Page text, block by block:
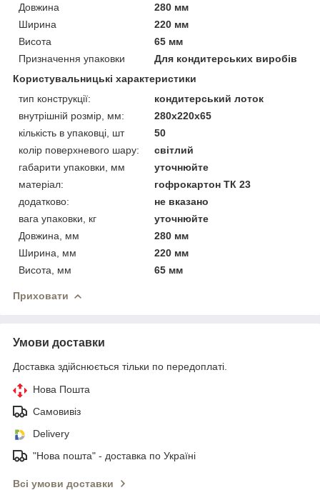
Довжина
280 мм
Ширина
220 мм
Висота
65 мм
Призначення упаковки
Для кондитерських виробів
Користувальницькі характеристики
тип конструкції:
кондитерський лоток
внутрішній розмір, мм:
280х220х65
кількість в упаковці, шт
50
колір поверхневого шару:
світлий
габарити упаковки, мм
уточнюйте
матеріал:
гофрокартон ТК 23
додатково:
не вказано
вага упаковки, кг
уточнюйте
Довжина, мм
280 мм
Ширина, мм
220 мм
Висота, мм
65 мм
Приховати
Умови доставки
Доставка здійснюється тільки по передоплаті.
Нова Пошта
Самовивіз
Delivery
"Нова пошта" - доставка по Україні
Всі умови доставки